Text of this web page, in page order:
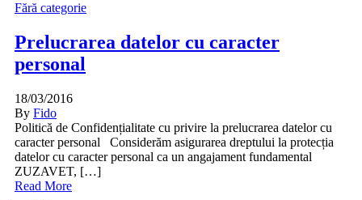
Fără categorie
Prelucrarea datelor cu caracter
personal
18/03/2016
By Fido
Politică de Confidențialitate cu privire la prelucrarea datelor cu
caracter personal Considerăm asigurarea dreptului la protecția
datelor cu caracter personal ca un angajament fundamental
ZUZAVET, […]
Read More